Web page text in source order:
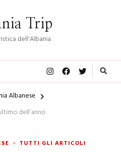
Trip
dell'Albania
Albanese
dell’anno
TUTTI GLI ARTICOLI